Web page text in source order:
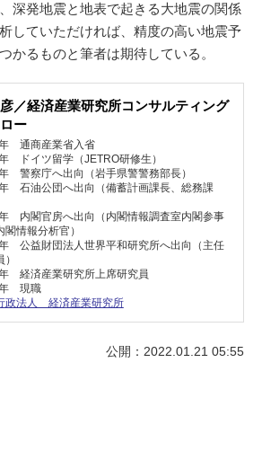
深発地震と地表で起きる大地震の関係
していただければ、精度の高い地震予
かるものと筆者は期待している。
／経済産業研究所コンサルティング
ー
通商産業省入省
ドイツ留学（JETRO研修生）
警察庁へ出向（岩手県警警務部長）
石油公団へ出向（備蓄計画課長、総務課
内閣官房へ出向（内閣情報調査室内閣参事
閣情報分析官）
公益財団法人世界平和研究所へ出向（主任
経済産業研究所上席研究員
現職
政法人 経済産業研究所
公開：2022.01.21 05:55